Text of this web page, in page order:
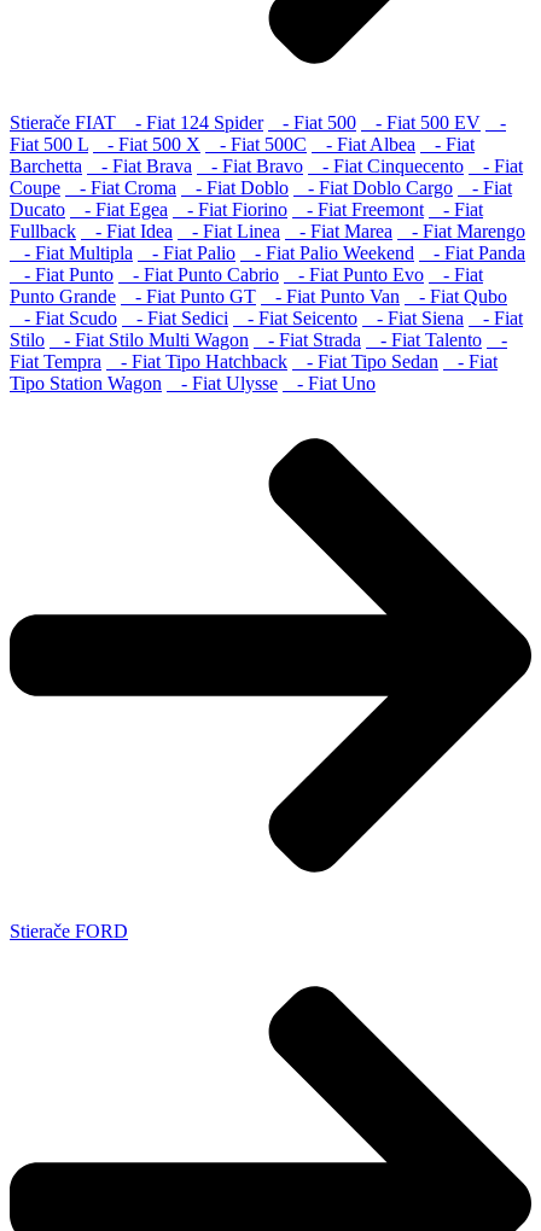
Stierače FIAT - Fiat 124 Spider - Fiat 500 - Fiat 500 EV
-
Fiat 500 L
- Fiat 500 X - Fiat 500C - Fiat Albea
- Fiat
Barchetta
- Fiat Brava - Fiat Bravo - Fiat Cinquecento
- Fiat
Coupe
- Fiat Croma - Fiat Doblo - Fiat Doblo Cargo
- Fiat
Ducato
- Fiat Egea - Fiat Fiorino - Fiat Freemont
- Fiat
Fullback
- Fiat Idea - Fiat Linea - Fiat Marea
- Fiat Marengo
- Fiat Multipla
- Fiat Palio - Fiat Palio Weekend
- Fiat Panda
- Fiat Punto
- Fiat Punto Cabrio - Fiat Punto Evo
- Fiat
Punto Grande
- Fiat Punto GT - Fiat Punto Van
- Fiat Qubo
- Fiat Scudo
- Fiat Sedici - Fiat Seicento - Fiat Siena
- Fiat
Stilo
- Fiat Stilo Multi Wagon - Fiat Strada - Fiat Talento
-
Fiat Tempra
- Fiat Tipo Hatchback - Fiat Tipo Sedan
- Fiat
Tipo Station Wagon
- Fiat Ulysse - Fiat Uno
Stierače FORD